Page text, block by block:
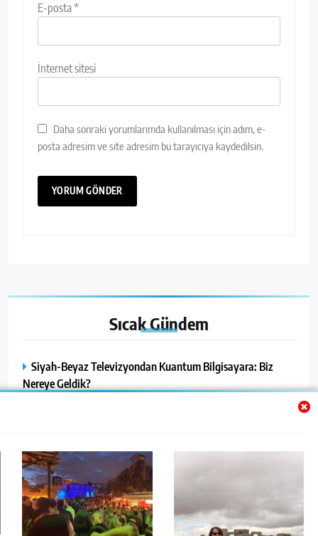
E-posta*
İnternet sitesi
Daha sonraki yorumlarımda kullanılması için adım, e-
posta adresim ve site adresim bu tarayıcıya kaydedilsin.
SıcakGündem
Siyah-Beyaz Televizyondan Kuantum Bilgisayara: Biz
Nereye Geldik?
İngiltere: Tarihin İzinde, Kültürün İçinde Gözlemlerle Bir
Yolculuk – 3 Stonehenge’den Göbekli Tepe’ye Uzanan Tarih
Yolculuğu
15 Yaşındaki Freja Macaristan’da Sağ Olarak Bulundu